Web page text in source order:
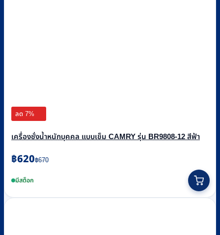
ลด 7%
เครื่องชั่งน้ำหนักบุคคล แบบเข็ม CAMRY รุ่น BR9808-12 สีฟ้า
฿670
Original
price
was:
฿620
Current
price
is:มีสต็อก